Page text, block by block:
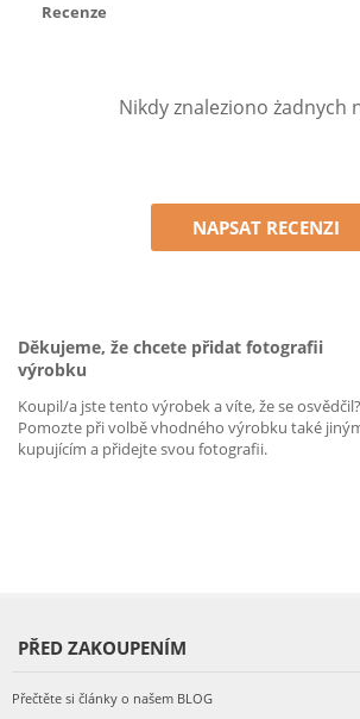
Recenze
Nikdy znaleziono żadnych
NAPSAT RECENZI
Děkujeme, že chcete přidat fotografii
výrobku
Koupil/a jste tento výrobek a víte, že se osvědčil?
Pomozte při volbě vhodného výrobku také
kupujícím a přidejte svou fotografii.
PŘED ZAKOUPENÍM
Přečtěte si články o našem BLOG